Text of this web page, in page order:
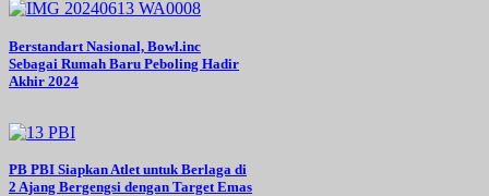
Berstandart Nasional, Bowl.inc
Sebagai Rumah Baru Peboling Hadir
Akhir 2024
PB PBI Siapkan Atlet untuk Berlaga di
2 Ajang Bergengsi dengan Target Emas